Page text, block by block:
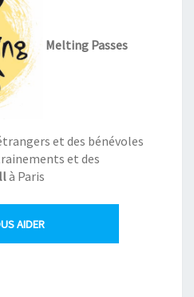
Melting Passes
et des bénévoles
et des
à Paris
AIDER